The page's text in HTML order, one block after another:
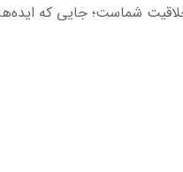
خلاقیت شماست؛ جایی که